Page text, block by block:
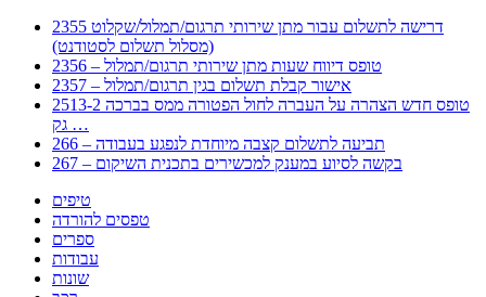
2355 דרישה לתשלום עבור מתן שירותי תרגום/תמלול/שקלוט
(מסלול תשלום לסטודנט)
2356 – טופס דיווח שעות מתן שירותי תרגום/תמלול
2357 – אישור קבלת תשלום בגין תרגום/תמלול
2513-2 טופס חדש הצהרה על העברה לחול הפטורה ממס בברכה
גק …
266 – תביעה לתשלום קצבה מיוחדת לנפגע בעבודה
267 – בקשה לסיוע במענק למכשירים בתכנית השיקום
טיפים
טפסים להורדה
ספרים
עבודות
שונות